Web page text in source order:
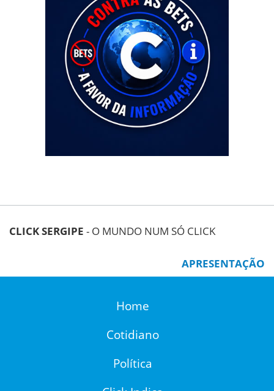
CLICK SERGIPE - O MUNDO NUM SÓ CLICK
APRESENTAÇÃO
Home
Cotidiano
Política